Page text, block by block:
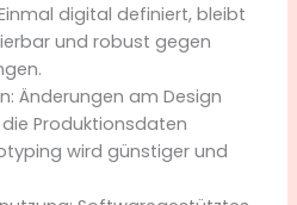
digital definiert, bleibt
und robust gegen
Änderungen am Design
Produktionsdaten
wird günstiger und